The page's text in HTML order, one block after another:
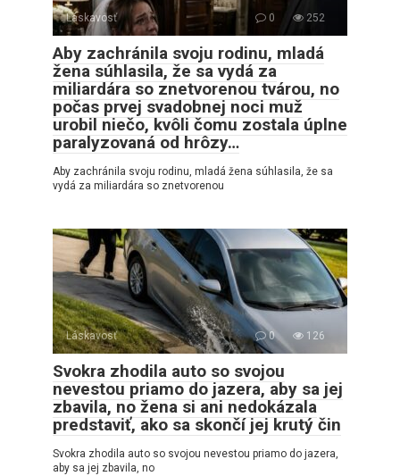
Láskavosť 0 252
Aby zachránila svoju rodinu, mladá
žena súhlasila, že sa vydá za
miliardára so znetvorenou tvárou, no
počas prvej svadobnej noci muž
urobil niečo, kvôli čomu zostala úplne
paralyzovaná od hrôzy…
Aby zachránila svoju rodinu, mladá žena súhlasila, že sa
vydá za miliardára so znetvorenou
Láskavosť 0 126
Svokra zhodila auto so svojou
nevestou priamo do jazera, aby sa jej
zbavila, no žena si ani nedokázala
predstaviť, ako sa skončí jej krutý čin
Svokra zhodila auto so svojou nevestou priamo do jazera,
aby sa jej zbavila, no